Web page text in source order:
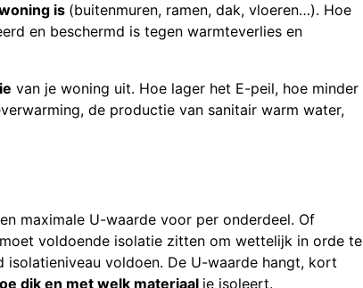
is (buitenmuren, ramen, dak, vloeren…). Hoe
en beschermd is tegen warmteverlies en
van je woning uit. Hoe lager het E-peil, hoe minder
de productie van sanitair warm water,
maximale U-waarde voor per onderdeel. Of
voldoende isolatie zitten om wettelijk in orde te
isolatieniveau voldoen. De U-waarde hangt, kort
dik en met welk materiaal je isoleert.